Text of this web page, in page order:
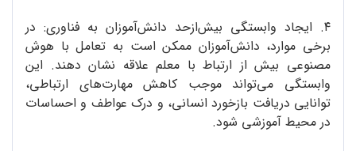
۴. ایجاد وابستگی بیش‌ازحد دانش‌آموزان به فناوری: در
برخی موارد، دانش‌آموزان ممکن است به تعامل با هوش
مصنوعی بیش از ارتباط با معلم علاقه نشان دهند. این
وابستگی می‌تواند موجب کاهش مهارت‌های ارتباطی،
توانایی دریافت بازخورد انسانی، و درک عواطف و احساسات
در محیط آموزشی شود.